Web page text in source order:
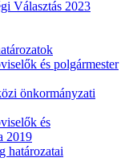
Választás 2023
és polgármester
önkormányzati
és
2019
határozatai